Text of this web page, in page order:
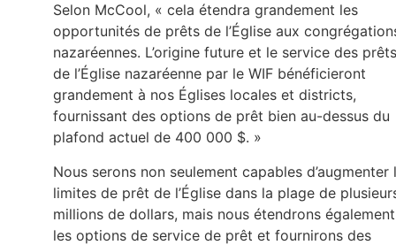
Selon McCool, « cela étendra grandement les
opportunités de prêts de l’Église aux
nazaréennes. L’origine future et le service des prêts
de l’Église nazaréenne par le WIF bénéficieront
grandement à nos Églises locales et districts,
fournissant des options de prêt bien au-dessus du
plafond actuel de 400 000 $. »
Nous serons non seulement capables d’augmenter
limites de prêt de l’Église dans la plage de
millions de dollars, mais nous étendrons également
les options de service de prêt et fournirons des